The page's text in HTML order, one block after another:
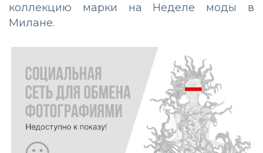
коллекцию марки на Неделе моды в
Милане.